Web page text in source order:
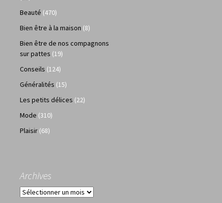
Beauté (470)
Bien être à la maison (8)
Bien être de nos compagnons
sur pattes (19)
Conseils (124)
Généralités (15)
Les petits délices (22)
Mode (310)
Plaisir (68)
Archives
Archives